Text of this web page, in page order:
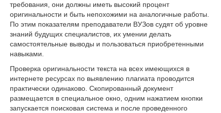
требования, они должны иметь высокий процент
оригинальности и быть непохожими на аналогичные работы.
По этим показателям преподаватели ВУЗов судят об уровне
знаний будущих специалистов, их умении делать
самостоятельные выводы и пользоваться приобретенными
навыками.
Проверка оригинальности текста на всех имеющихся в
интернете ресурсах по выявлению плагиата проводится
практически одинаково. Скопированный документ
размещается в специальное окно, одним нажатием кнопки
запускается поисковая система и после проведенного